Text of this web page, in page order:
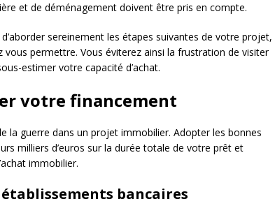
et de déménagement doivent être pris en compte.
sereinement les étapes suivantes de votre projet,
vous permettre. Vous éviterez ainsi la frustration de visiter
estimer votre capacité d’achat.
votre financement
la guerre dans un projet immobilier. Adopter les bonnes
milliers d’euros sur la durée totale de votre prêt et
immobilier.
bancaires